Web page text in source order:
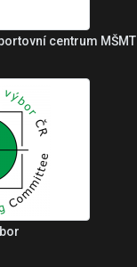
centrum MŠMT